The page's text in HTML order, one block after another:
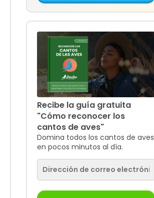
Recibe la guía gratuita
"Cómo reconocer los
cantos de aves"
Domina todos los cantos de aves
en pocos minutos al día.